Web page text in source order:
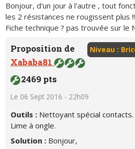
Bonjour, d'un jour à l'autre , tout
les 2 résistances ne rougissent plus
Fiche technique ? pas trouvée sur le
Niveau :
Proposition de
Xababa81
2469 pts
Le 06 Sept 2016 - 22h09
Outils : Nettoyant spécial contacts.
Lime à ongle.
Solution : Bonjour,